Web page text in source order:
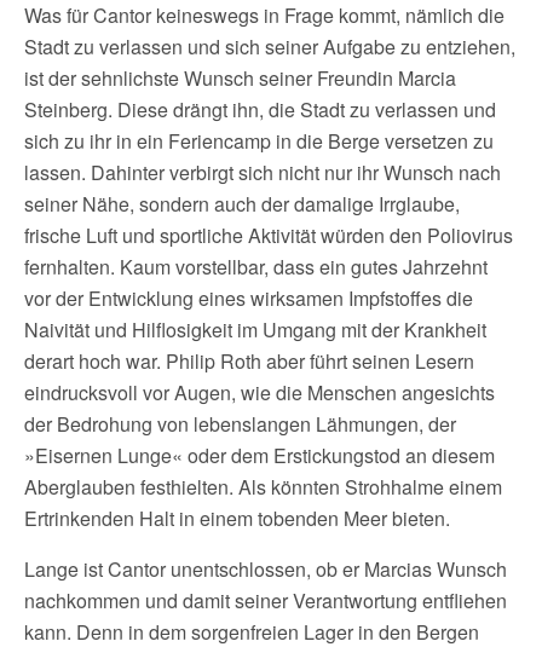
Was für Cantor keineswegs in Frage kommt, nämlich die
Stadt zu verlassen und sich seiner Aufgabe zu entziehen,
ist der sehnlichste Wunsch seiner Freundin Marcia
Steinberg. Diese drängt ihn, die Stadt zu verlassen und
sich zu ihr in ein Feriencamp in die Berge versetzen zu
lassen. Dahinter verbirgt sich nicht nur ihr Wunsch nach
seiner Nähe, sondern auch der damalige Irrglaube,
frische Luft und sportliche Aktivität würden den Poliovirus
fernhalten. Kaum vorstellbar, dass ein gutes Jahrzehnt
vor der Entwicklung eines wirksamen Impfstoffes die
Naivität und Hilflosigkeit im Umgang mit der Krankheit
derart hoch war. Philip Roth aber führt seinen Lesern
eindrucksvoll vor Augen, wie die Menschen angesichts
der Bedrohung von lebenslangen Lähmungen, der
»Eisernen Lunge« oder dem Erstickungstod an diesem
Aberglauben festhielten. Als könnten Strohhalme einem
Ertrinkenden Halt in einem tobenden Meer bieten.
Lange ist Cantor unentschlossen, ob er Marcias Wunsch
nachkommen und damit seiner Verantwortung entfliehen
kann. Denn in dem sorgenfreien Lager in den Bergen